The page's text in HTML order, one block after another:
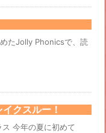
たJolly Phonicsで、読
クスルー！
今年の夏に初めて